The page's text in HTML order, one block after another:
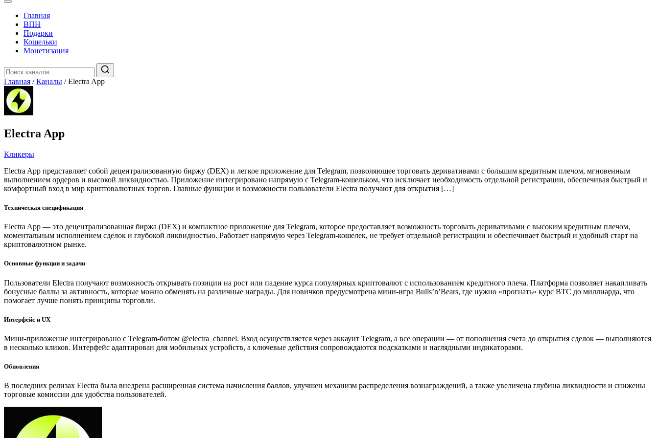
Главная
️ВПН
Подарки
Кошельки
Монетизация
Главная / Каналы / Electra App
Electra App
Кликеры
Electra App представляет собой децентрализованную биржу (DEX) и легкое приложение для Telegram, позволяющее торговать деривативами с большим кредитным плечом, мгновенным
выполнением ордеров и высокой ликвидностью. Приложение интегрировано напрямую с Telegram-кошельком, что исключает необходимость отдельной регистрации, обеспечивая быстрый и
комфортный вход в мир криптовалютных торгов. Главные функции и возможности пользователи Electra получают для открытия […]
Техническая спецификация
Electra App — это децентрализованная биржа (DEX) и компактное приложение для Telegram, которое предоставляет возможность торговать деривативами с высоким кредитным плечом,
моментальным исполнением сделок и глубокой ликвидностью. Работает напрямую через Telegram-кошелек, не требует отдельной регистрации и обеспечивает быстрый и удобный старт на
криптовалютном рынке.
Основные функции и задачи
Пользователи Electra получают возможность открывать позиции на рост или падение курса популярных криптовалют с использованием кредитного плеча. Платформа позволяет накапливать
бонусные баллы за активность, которые можно обменять на различные награды. Для новичков предусмотрена мини-игра Bulls’n’Bears, где нужно «прогнать» курс BTC до миллиарда, что
помогает лучше понять принципы торговли.
Интерфейс и UX
Мини-приложение интегрировано с Telegram-ботом @electra_channel. Вход осуществляется через аккаунт Telegram, а все операции — от пополнения счета до открытия сделок — выполняются
в несколько кликов. Интерфейс адаптирован для мобильных устройств, а ключевые действия сопровождаются подсказками и наглядными индикаторами.
Обновления
В последних релизах Electra была внедрена расширенная система начисления баллов, улучшен механизм распределения вознаграждений, а также увеличена глубина ликвидности и снижены
торговые комиссии для удобства пользователей.